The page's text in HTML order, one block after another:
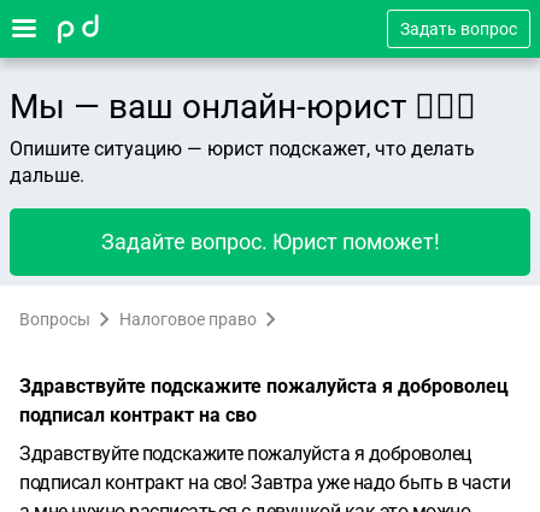
Задать вопрос
Мы — ваш онлайн-юрист 👨🏻‍⚖️
Опишите ситуацию — юрист подскажет, что делать
дальше.
Задайте вопрос. Юрист поможет!
Вопросы Налоговое право
Здравствуйте подскажите пожалуйста я доброволец
подписал контракт на сво
Здравствуйте подскажите пожалуйста я доброволец
подписал контракт на сво! Завтра уже надо быть в части